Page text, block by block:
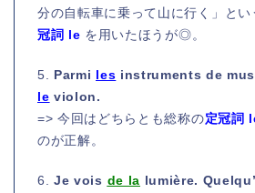
分の自転車に乗って山に行く」とい
冠詞 le を用いたほうが◎。
5. Parmi les instruments de
le violon.
=> 今回はどちらとも総称の定冠詞
のが正解。
6.Je vois de la lumière.